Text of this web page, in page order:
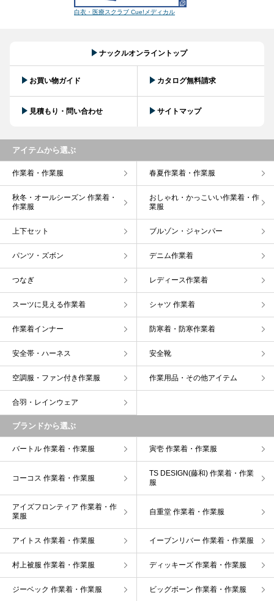
白衣・医療スクラブ Cue!メディカル
ナックルオンライントップ
お買い物ガイド カタログ無料請求
見積もり・問い合わせ サイトマップ
アイテムから選ぶ
作業着・作業服 春夏作業着・作業服
秋冬・オールシーズン 作業着・
作業服
おしゃれ・かっこいい作業着・作
業服
上下セット ブルゾン・ジャンパー
パンツ・ズボン デニム作業着
つなぎ レディース作業着
スーツに見える作業着 シャツ 作業着
作業着インナー 防寒着・防寒作業着
安全帯・ハーネス 安全靴
空調服・ファン付き作業服 作業用品・その他アイテム
合羽・レインウェア
ブランドから選ぶ
バートル 作業着・作業服 寅壱 作業着・作業服
コーコス 作業着・作業服
TS DESIGN(藤和) 作業着・作業
服
アイズフロンティア 作業着・作
業服
自重堂 作業着・作業服
アイトス 作業着・作業服 イーブンリバー 作業着・作業服
村上被服 作業着・作業服 ディッキーズ 作業着・作業服
ジーベック 作業着・作業服 ビッグボーン 作業着・作業服